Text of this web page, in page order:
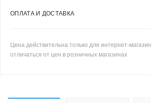
ОПЛАТА И ДОСТАВКА
Цена действительна только для интернет-
отличаться от цен в розничных магазинах